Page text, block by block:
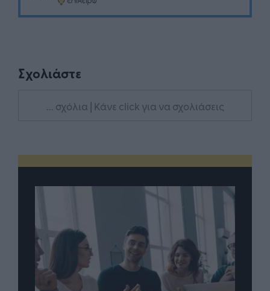
Σχολιάστε
... σχόλια | Κάνε click για να σχολιάσεις